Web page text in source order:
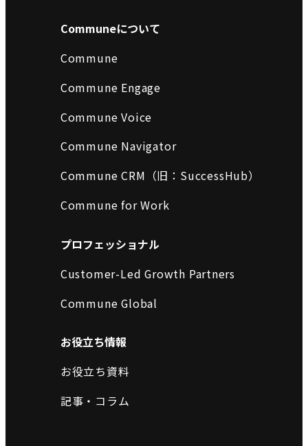
Communeについて
Commune
Commune Engage
Commune Voice
Commune Navigator
Commune CRM（旧：SuccessHub）
Commune for Work
プロフェッショナル
Customer-Led Growth Partners
Commune Global
お役立ち情報
お役立ち資料
記事・コラム